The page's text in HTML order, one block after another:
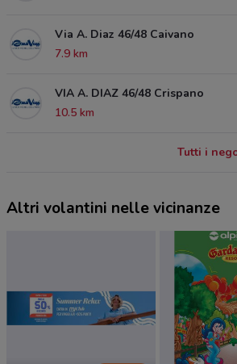
Via A. Diaz 46/48 Caivano
7.9 km
VIA A. DIAZ 46/48 Crispano
10.5 km
Tutti i
Altri volantini nelle vicinanze